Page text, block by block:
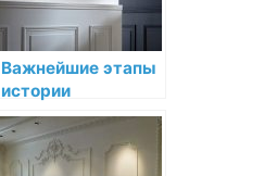
Важнейшие этапы
истории
декоративной
лепнины